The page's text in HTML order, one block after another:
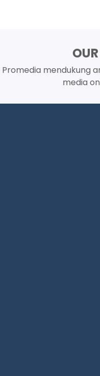
Promedia mendukung
media